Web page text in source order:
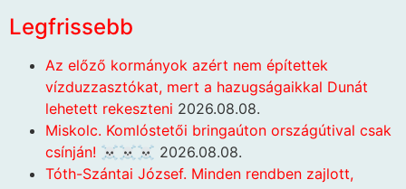
Legfrissebb
Az előző kormányok azért nem építettek
vízduzzasztókat, mert a hazugságaikkal Dunát
lehetett rekeszteni 2026.08.08.
Miskolc. Komlóstetői bringaúton országútival csak
csínján! ☠️☠️☠️ 2026.08.08.
Tóth-Szántai József. Minden rendben zajlott,